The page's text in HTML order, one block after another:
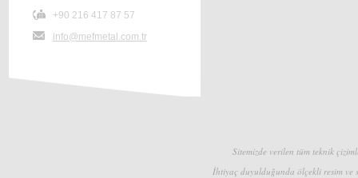
+90 216 417 87 57
info@mefmetal.com.tr
Sitemizde verilen tüm teknik
İhtiyaç duyulduğunda ölçekli resim ve